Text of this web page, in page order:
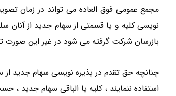
مجمع عمومی فوق العاده می تواند در زمان
نویسی کلیه و یا قسمتی از سهام جدید از
بازرسان شرکت گرفته می شود در غیر این صورت تصمیم
چنانچه حق تقدم در پذیره نویسی سهام جدید
استفاده ننمایند ، کلیه یا الباقی سهام جدید ،